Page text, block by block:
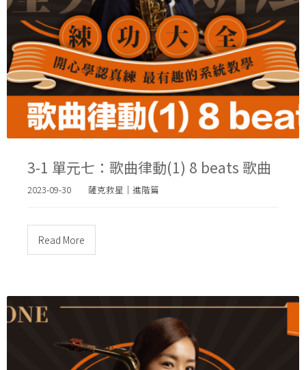
3-1 單元七：歌曲律動(1) 8 beats 歌曲
2023-09-30 薩克救星｜進階篇
Read More